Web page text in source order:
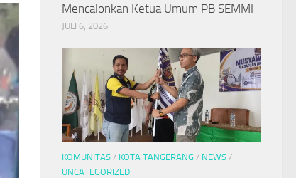
Mencalonkan Ketua Umum PB SEMMI
JULI 6, 2026
KOMUNITAS / KOTA TANGERANG / NEWS /
UNCATEGORIZED